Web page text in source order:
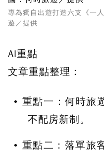
專為獨自出遊打造六支《一
遊／提供
AI重點
文章重點整理：
重點一：何時旅
不配房新制。
重點二： 落單旅